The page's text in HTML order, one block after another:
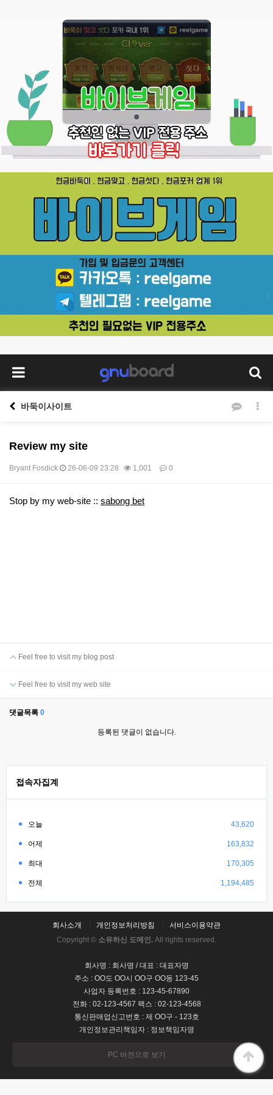
바둑이사이트
Review my site
Bryant Fosdick 26-06-09 23:28 1,001 0
본문
Stop by my web-site :: sabong bet
Feel free to visit my blog post
Feel free to visit my web site
댓글목록 0
등록된 댓글이 없습니다.
접속자집계
오늘 43,620
어제 163,832
최대 170,305
전체 1,194,485
회사소개 개인정보처리방침
서비스이용약관
Copyright © 소유하신 도메인. All rights reserved.
회사명 : 회사명 / 대표 : 대표자명
주소 : OO도 OO시 OO구 OO동 123-45
사업자 등록번호 : 123-45-67890
전화 : 02-123-4567 팩스 : 02-123-4568
통신판매업신고번호 : 제 OO구 - 123호
개인정보관리책임자 : 정보책임자명
PC 버전으로 보기